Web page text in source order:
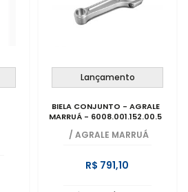
Lançamento
BIELA CONJUNTO - AGRALE
MARRUÁ - 6008.001.152.00.5
/ AGRALE MARRUÁ
R$ 791,10